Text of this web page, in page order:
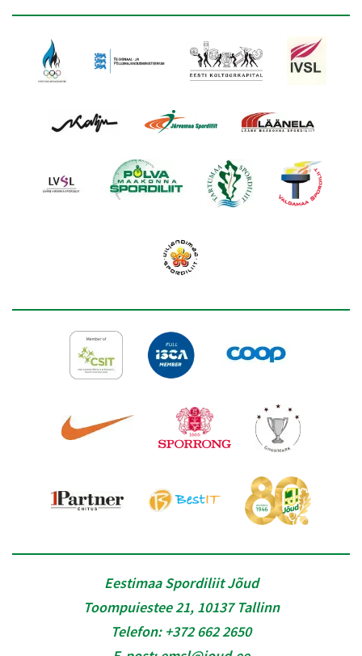
Eestimaa Spordiliit Jõud
Toompuiestee 21, 10137 Tallinn
Telefon: +372 662 2650